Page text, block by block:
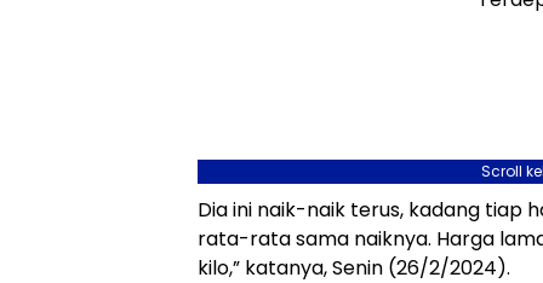
Scroll
Dia ini naik-naik terus, kadang tiap
rata-rata sama naiknya. Harga
kilo,” katanya, Senin (26/2/2024).